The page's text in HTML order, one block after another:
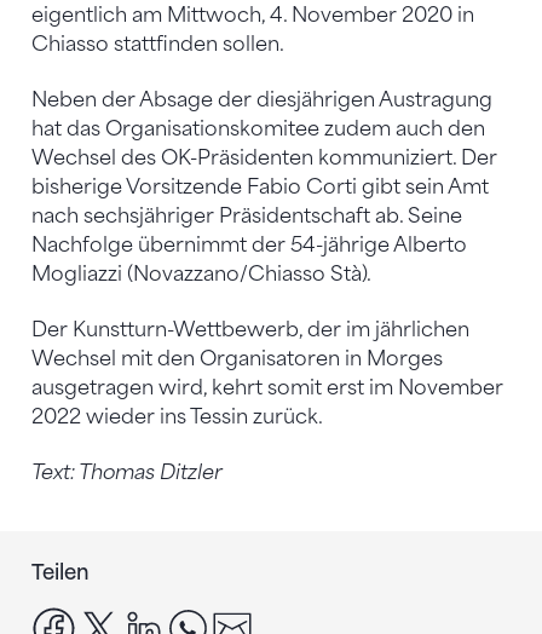
eigentlich am Mittwoch, 4. November 2020 in
Chiasso stattfinden sollen.
Neben der Absage der diesjährigen Austragung
hat das Organisationskomitee zudem auch den
Wechsel des OK-Präsidenten kommuniziert. Der
bisherige Vorsitzende Fabio Corti gibt sein Amt
nach sechsjähriger Präsidentschaft ab. Seine
Nachfolge übernimmt der 54-jährige Alberto
Mogliazzi (Novazzano/Chiasso Stà).
Der Kunstturn-Wettbewerb, der im jährlichen
Wechsel mit den Organisatoren in Morges
ausgetragen wird, kehrt somit erst im November
2022 wieder ins Tessin zurück.
Text: Thomas Ditzler
Teilen
facebook
x linkedinwhatsapp